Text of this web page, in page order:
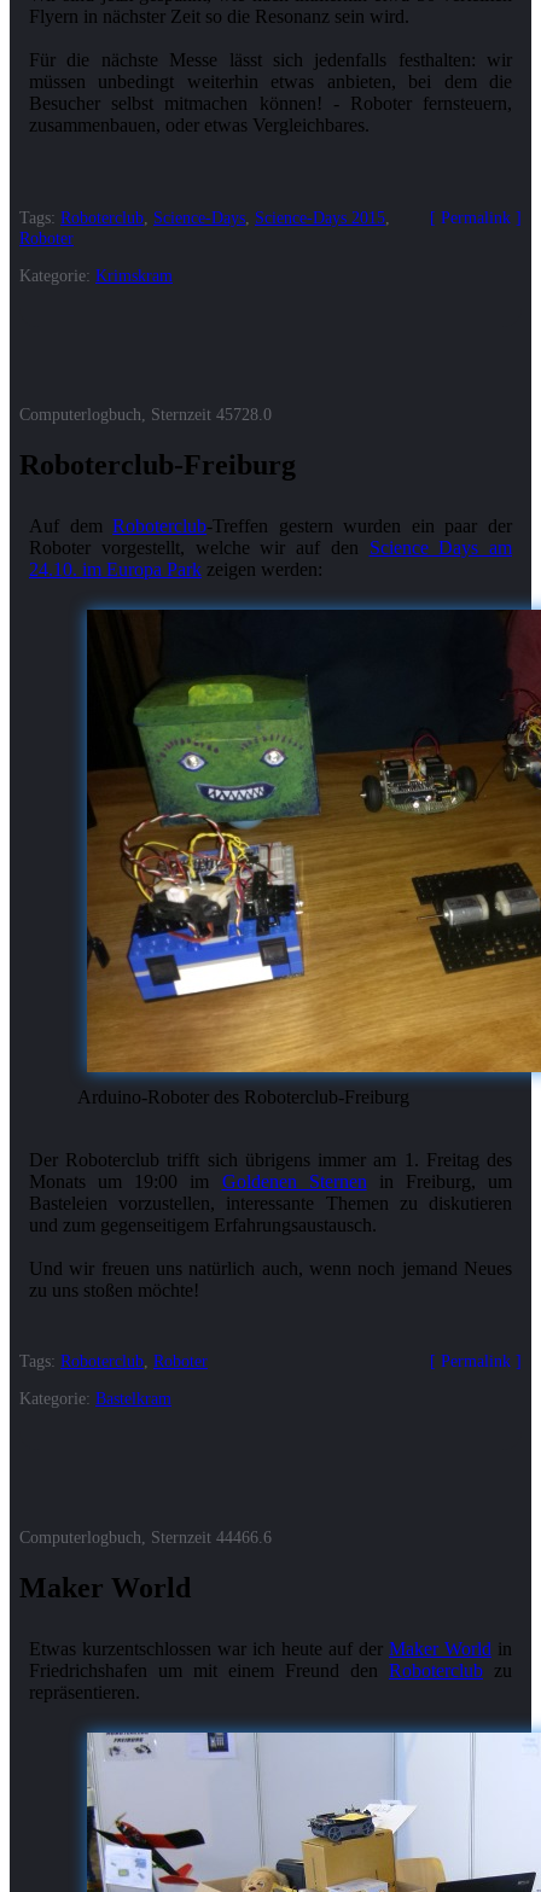
Flyern in nächster Zeit so die Resonanz sein wird.
Für die nächste Messe lässt sich jedenfalls festhalten: wir
müssen unbedingt weiterhin etwas anbieten, bei dem die
Besucher selbst mitmachen können! - Roboter fernsteuern,
zusammenbauen, oder etwas Vergleichbares.
Permalink
Tags: Roboterclub Science-Days Science-Days 2015
Roboter
Kategorie: Krimskram
Computerlogbuch, Sternzeit 45728.0
Roboterclub-Freiburg
Auf demRoboterclub-Treffen gestern wurden ein paar der
Roboter vorgestellt, welche wir auf den Science Days am
24.10. im Europa Park
Arduino-Roboter des Roboterclub-Freiburg
Der Roboterclub trifft sich übrigens immer am 1. Freitag des
Monats um 19:00 im Goldenen Sternen in Freiburg, um
Basteleien vorzustellen, interessante Themen zu diskutieren
und zum gegenseitigem Erfahrungsaustausch.
Und wir freuen uns natürlich auch, wenn noch jemand Neues
Permalink
Tags: Roboterclub Roboter
Kategorie: Bastelkram
Computerlogbuch, Sternzeit 44466.6
Maker World
Etwas kurzentschlossen war ich heute auf der Maker World in
Friedrichshafen um mit einem Freund den Roboterclub zu